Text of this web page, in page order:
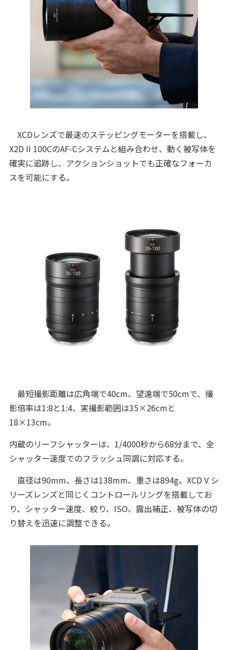
XCDレンズで最速のステッピングモーターを搭載し、
X2D II 100CのAF-Cシステムと組み合わせ、動く被写体を
確実に追跡し、アクションショットでも正確なフォーカ
スを可能にする。
最短撮影距離は広角端で40cm、望遠端で50cmで、撮
影倍率は1:8と1:4、実撮影範囲は35×26cmと
18×13cm。
内蔵のリーフシャッターは、1/4000秒から68分まで、全
シャッター速度でのフラッシュ同調に対応する。
直径は90mm、長さは138mm、重さは894g。XCD V シ
リーズレンズと同じくコントロールリングを搭載してお
り、シャッター速度、絞り、ISO、露出補正、被写体の切
り替えを迅速に調整できる。